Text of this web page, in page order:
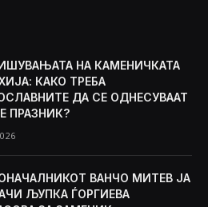
НА КАМЕНИЧКАТА
КАКО ТРЕБА
ДА СЕ ОДНЕСУВААТ
ПРАЗНИК?
ВАНЧО МИТЕВ ЈА
ЉУПКА ЃОРГИЕВА